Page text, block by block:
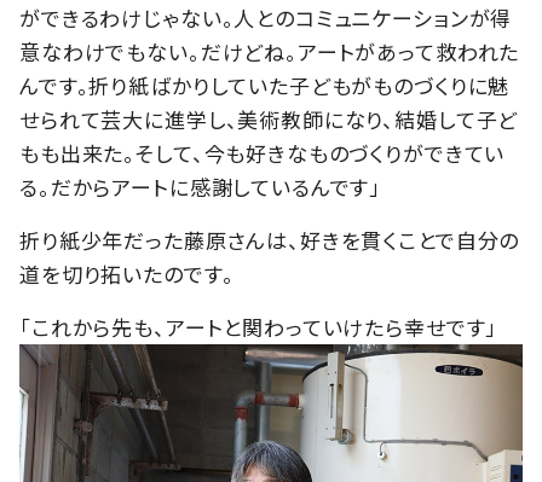
ができるわけじゃない。人とのコミュニケーションが得
意なわけでもない。だけどね。アートがあって救われた
んです。折り紙ばかりしていた子どもがものづくりに魅
せられて芸大に進学し、美術教師になり、結婚して子ど
もも出来た。そして、今も好きなものづくりができてい
る。だからアートに感謝しているんです」
折り紙少年だった藤原さんは、好きを貫くことで自分の
道を切り拓いたのです。
「これから先も、アートと関わっていけたら幸せです」